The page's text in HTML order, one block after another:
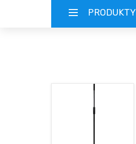
PRODUKTY
MAGYAR (HU)
PRIHLÁSENIE